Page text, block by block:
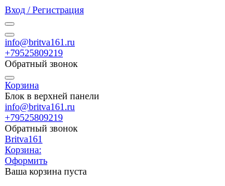
Вход / Регистрация
info@britva161.ru
+79525809219
Обратный звонок
Корзина
Блок в верхней панели
info@britva161.ru
+79525809219
Обратный звонок
Britva161
Корзина:
Оформить
Ваша корзина пуста